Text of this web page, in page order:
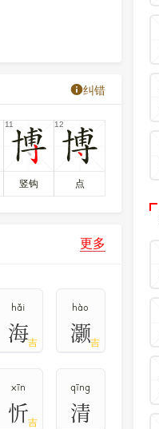
纠错
竖钩 点
更多
hǎi
海吉
hào
灏吉
xīn
忻吉
qīng
清